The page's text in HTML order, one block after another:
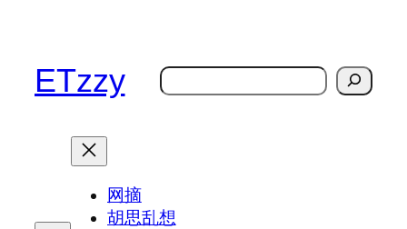
ETzzy
搜
网摘
胡思乱想